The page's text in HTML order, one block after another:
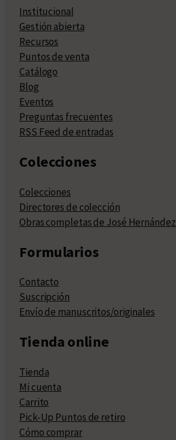
Institucional
Gestión abierta
Recursos
Puntos de venta
Catálogo
Blog
Eventos
Preguntas frecuentes
RSS Feed de entradas
Colecciones
Colecciones
Directores de colección
Obras completas de José Hernández
Formularios
Contacto
Suscripción
Envío de manuscritos/originales
Tienda online
Tienda
Mi cuenta
Carrito
Pick-Up Puntos de retiro
Cómo comprar